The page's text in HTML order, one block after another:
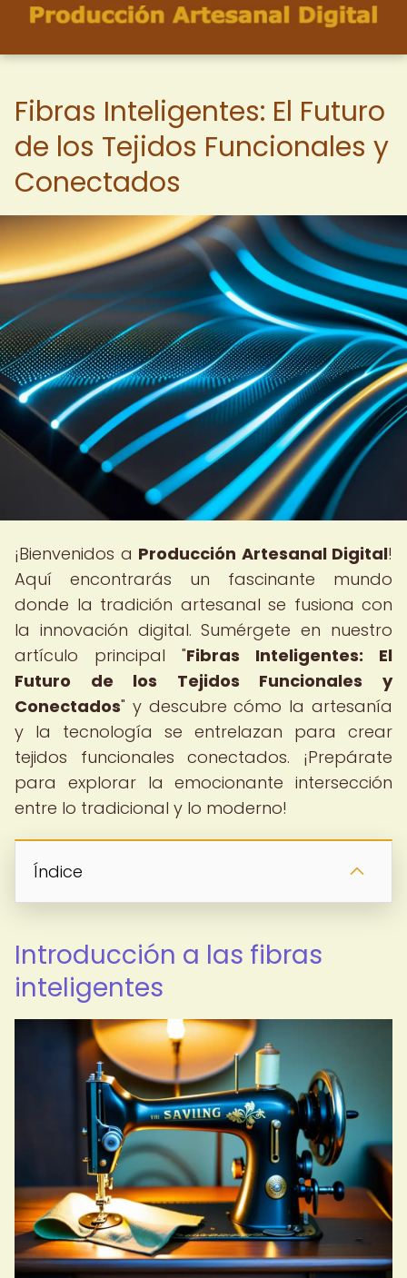
Fibras Inteligentes: El Futuro
de los Tejidos Funcionales y
Conectados
¡Bienvenidos a Producción Artesanal Digital!
Aquí encontrarás un fascinante mundo
donde la tradición artesanal se fusiona con
la innovación digital. Sumérgete en nuestro
artículo principal "Fibras Inteligentes: El
Futuro de los Tejidos Funcionales y
Conectados" y descubre cómo la artesanía
y la tecnología se entrelazan para crear
tejidos funcionales conectados. ¡Prepárate
para explorar la emocionante intersección
entre lo tradicional y lo moderno!
Índice
Introducción a las fibras
inteligentes